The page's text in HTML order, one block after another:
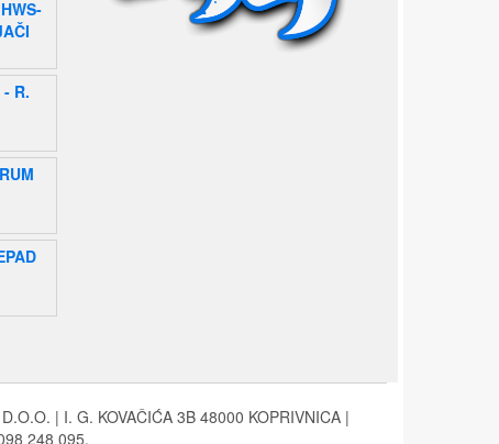
R.
| I. G. KOVAČIĆA 3B 48000 KOPRIVNICA |
248 095.